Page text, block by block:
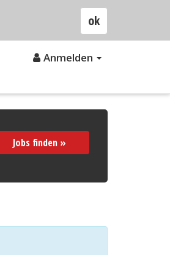
Anmelden
Jobs finden »
ok